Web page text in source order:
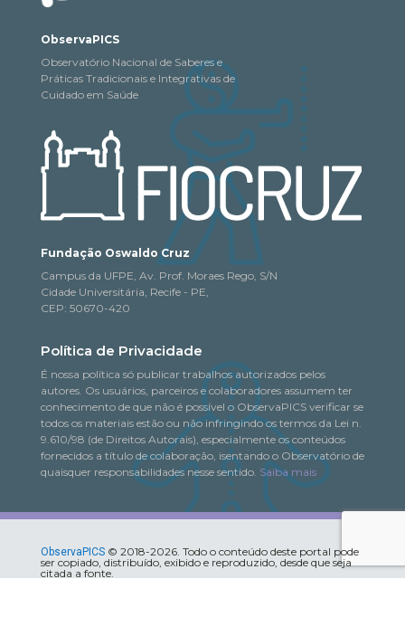
ObservaPICS
Observatório Nacional de Saberes e
Práticas Tradicionais e Integrativas de
Cuidado em Saúde
Fundação Oswaldo Cruz
Campus da UFPE, Av. Prof. Moraes Rego, S/N
Cidade Universitária, Recife - PE,
CEP: 50670-420
Política de Privacidade
É nossa política só publicar trabalhos autorizados pelos
autores. Os usuários, parceiros e colaboradores assumem ter
conhecimento de que não é possível o ObservaPICS verificar se
todos os materiais estão ou não infringindo os termos da Lei n.
9.610/98 (de Direitos Autorais), especialmente os conteúdos
fornecidos a título de colaboração, isentando o Observatório de
quaisquer responsabilidades nesse sentido. Saiba mais
ObservaPICS© 2018-2026. Todo o conteúdo deste portal pode
ser copiado, distribuído, exibido e reproduzido, desde que seja
citada a fonte.